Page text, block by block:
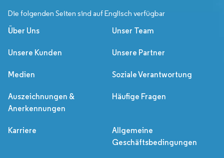
Die folgenden Seiten sind auf Englisch verfügbar
Über Uns Unser Team
Unsere Kunden Unsere Partner
Medien Soziale Verantwortung
Auszeichnungen &
Anerkennungen
Häufige Fragen
Karriere
Allgemeine
Geschäftsbedingungen